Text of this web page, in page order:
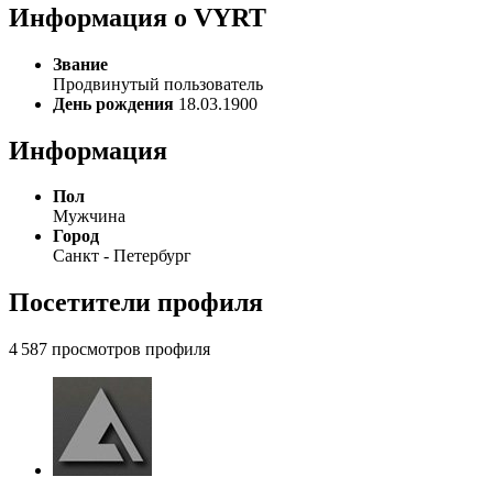
Информация о VYRT
Звание
Продвинутый пользователь
День рождения 18.03.1900
Информация
Пол
Мужчина
Город
Санкт - Петербург
Посетители профиля
4 587 просмотров профиля